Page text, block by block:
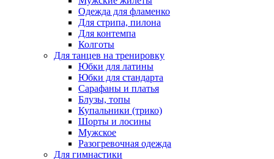
Одежда для фламенко
Для стрипа, пилона
Для контемпа
Колготы
Для танцев на тренировку
Юбки для латины
Юбки для стандарта
Сарафаны и платья
Блузы, топы
Купальники (трико)
Шорты и лосины
Мужское
Разогревочная одежда
Для гимнастики